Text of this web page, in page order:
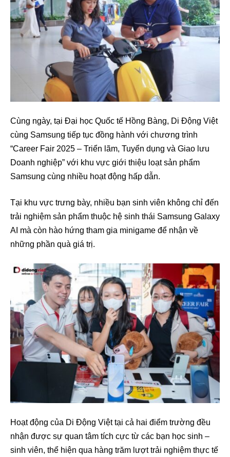
Cùng ngày, tại Đại học Quốc tế Hồng Bàng, Di Động Việt
cùng Samsung tiếp tục đồng hành với chương trình
“Career Fair 2025 – Triển lãm, Tuyển dụng và Giao lưu
Doanh nghiệp” với khu vực giới thiệu loạt sản phẩm
Samsung cùng nhiều hoạt động hấp dẫn.
Tại khu vực trưng bày, nhiều bạn sinh viên không chỉ đến
trải nghiệm sản phẩm thuộc hệ sinh thái Samsung Galaxy
AI mà còn hào hứng tham gia minigame để nhận về
những phần quà giá trị.
Hoạt động của Di Động Việt tại cả hai điểm trường đều
nhận được sự quan tâm tích cực từ các bạn học sinh –
sinh viên, thể hiện qua hàng trăm lượt trải nghiệm thực tế